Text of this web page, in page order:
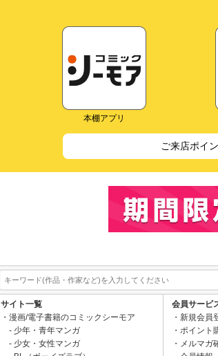
本棚アプリ
ご来店ポイ
サイト一覧
漫画/電子書籍のコミックシーモア
少年・青年マンガ
少女・女性マンガ
会員サービ
新規会員
ポイント
メルマガ